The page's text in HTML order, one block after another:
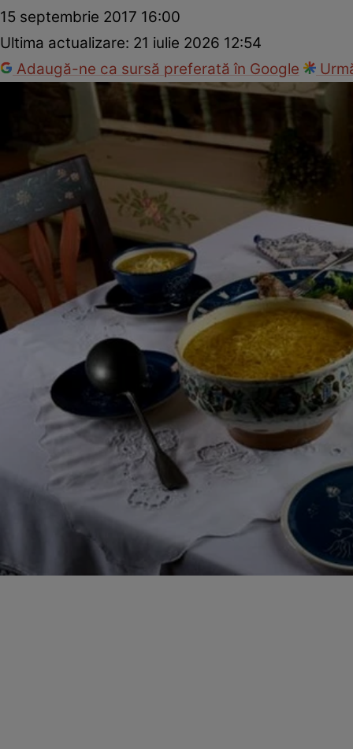
15 septembrie 2017 16:00
Ultima actualizare: 21 iulie 2026 12:54
Adaugă-ne ca sursă preferată în Google